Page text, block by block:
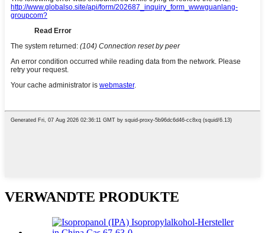
VERWANDTE PRODUKTE